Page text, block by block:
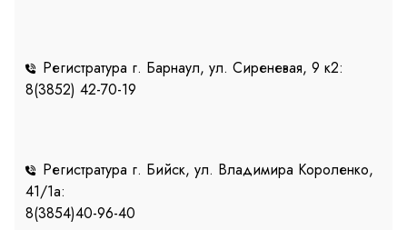
Регистратура г. Барнаул, ул. Сиреневая, 9 к2:
8(3852) 42-70-19
Регистратура г. Бийск, ул. Владимира Короленко,
41/1a:
8(3854)40-96-40